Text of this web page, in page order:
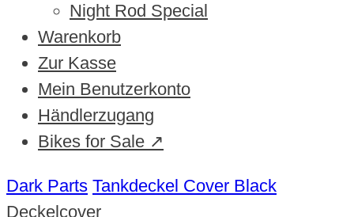
Night Rod Special
Warenkorb
Zur Kasse
Mein Benutzerkonto
Händlerzugang
Bikes for Sale ↗
Dark Parts Tankdeckel Cover Black
Deckelcover